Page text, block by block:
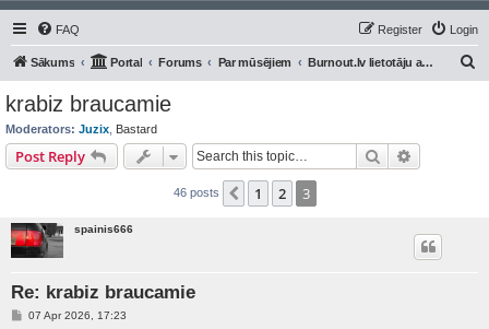
FAQ Login
Register
Sākums Portal Forums Par mūsējiem Burnout.lv lietotāju auto/moto
krabiz braucamie
Moderators: Juzix Bastard
Post Reply Search
46 posts Previous
1 2 3
spainis666
Re: krabiz braucamie
P07 Apr 2026, 17:23